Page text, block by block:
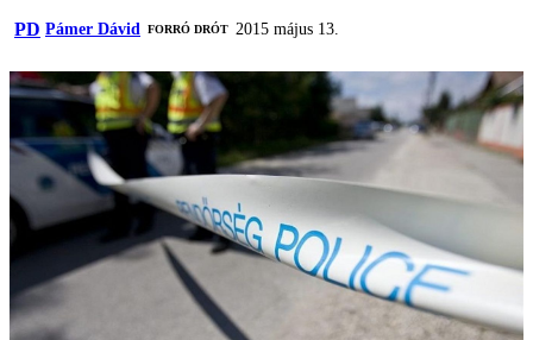
PD Pámer Dávid FORRÓ DRÓT 2015 május 13.